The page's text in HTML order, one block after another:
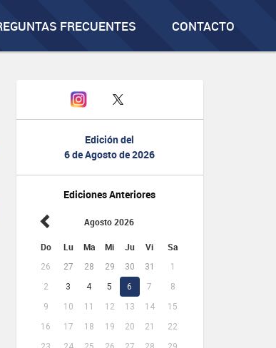
FRECUENTES CONTACTO
Edición del
6 de Agosto de 2026
Ediciones Anteriores
Agosto 2026
Do Lu Ma Mi Ju Vi Sa
26 27 28 29 30 31
1
2
3 4 5 6 7
8
9
10 11 12 13 14
15
16
17 18 19 20 21
22